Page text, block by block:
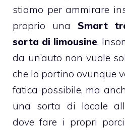
stiamo per ammirare
proprio una Smart
sorta di limousine.
da un’auto non vuole
che lo portino ovunque
fatica possibile, ma
una sorta di locale
dove fare i propri